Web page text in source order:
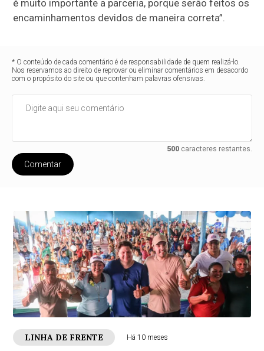
é muito importante a parceria, porque serão feitos os
encaminhamentos devidos de maneira correta”.
* O conteúdo de cada comentário é de responsabilidade de quem realizá-lo.
Nos reservamos ao direito de reprovar ou eliminar comentários em desacordo
com o propósito do site ou que contenham palavras ofensivas.
500caracteres restantes.
Comentar
LINHA DE FRENTE Há 10 meses